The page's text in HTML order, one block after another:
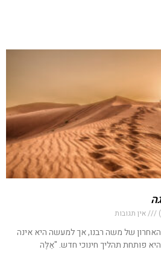
אין תגובות
של משה רבנו, אך למעשה היא אינה